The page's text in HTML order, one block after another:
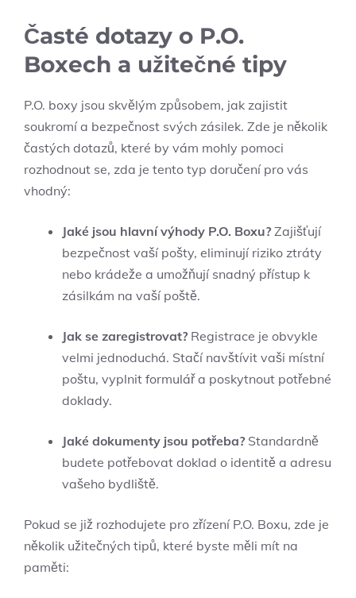
Časté dotazy o P.O.
Boxech a užitečné tipy
P.O. boxy jsou skvělým způsobem, jak zajistit
soukromí a bezpečnost svých zásilek. Zde je několik
častých dotazů, které by vám mohly pomoci
rozhodnout se, zda je tento typ doručení pro vás
vhodný:
Jaké jsou hlavní výhody P.O. Boxu? Zajišťují
bezpečnost vaší pošty, eliminují riziko ztráty
nebo krádeže a umožňují snadný přístup k
zásilkám na vaší poště.
Jak se zaregistrovat? Registrace je obvykle
velmi jednoduchá. Stačí navštívit vaši místní
poštu, vyplnit formulář a poskytnout potřebné
doklady.
Jaké dokumenty jsou potřeba? Standardně
budete potřebovat doklad o identitě a adresu
vašeho bydliště.
Pokud se již rozhodujete pro zřízení P.O. Boxu, zde je
několik užitečných tipů, které byste měli mít na
paměti: